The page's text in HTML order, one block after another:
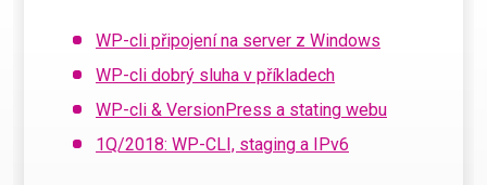
WP-cli připojení na server z Windows
WP-cli dobrý sluha v příkladech
WP-cli & VersionPress a stating webu
1Q/2018: WP-CLI, staging a IPv6